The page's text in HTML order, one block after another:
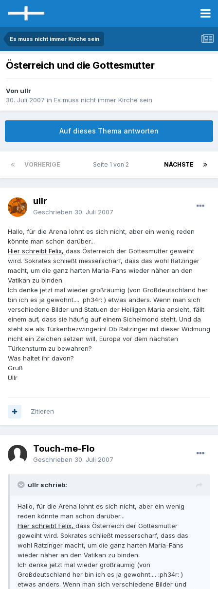
Es muss nicht immer Kirche sein
Österreich und die Gottesmutter
Von ullr
30. Juli 2007 in Es muss nicht immer Kirche sein
Auf dieses Thema antworten
VORHERIGE NÄCHSTE
Seite 1 von 2
ullr
Geschrieben 30. Juli 2007
Hallo, für die Arena lohnt es sich nicht, aber ein wenig reden
könnte man schon darüber...
Hier schreibt Felix, dass Österreich der Gottesmutter geweiht
wird. Sokrates schließt messerscharf, dass das wohl Ratzinger
macht, um die ganz harten Maria-Fans wieder näher an den
Vatikan zu binden.
Ich denke jetzt mal wieder großräumig (von Großdeutschland her
bin ich es ja gewohnt.... :ph34r: ) etwas anders. Wenn man sich
verschiedene Bilder und Statuen der Heiligen Maria ansieht, fällt
einem auf, dass sie häufig auf einem Sichelmond steht. Und da
steht sie als Türkenbezwingerin! Ob Ratzinger mit dieser Widmung
nicht ein Zeichen setzen will, Europa vor dem nächsten
Türkensturm zu bewahren?
Was haltet ihr davon?
Gruß
Ullr
Zitieren
Touch-me-Flo
Geschrieben 30. Juli 2007
ullr schrieb:
Hallo, für die Arena lohnt es sich nicht, aber ein wenig
reden könnte man schon darüber...
Hier schreibt Felix, dass Österreich der Gottesmutter
geweiht wird. Sokrates schließt messerscharf, dass das
wohl Ratzinger macht, um die ganz harten Maria-Fans
wieder näher an den Vatikan zu binden.
Ich denke jetzt mal wieder großräumig (von
Großdeutschland her bin ich es ja gewohnt.... :ph34r: )
etwas anders. Wenn man sich verschiedene Bilder und